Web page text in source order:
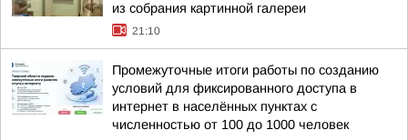
из собрания картинной галереи
21:10
Промежуточные итоги работы по созданию
условий для фиксированного доступа в
интернет в населённых пунктах с
численностью от 100 до 1000 человек